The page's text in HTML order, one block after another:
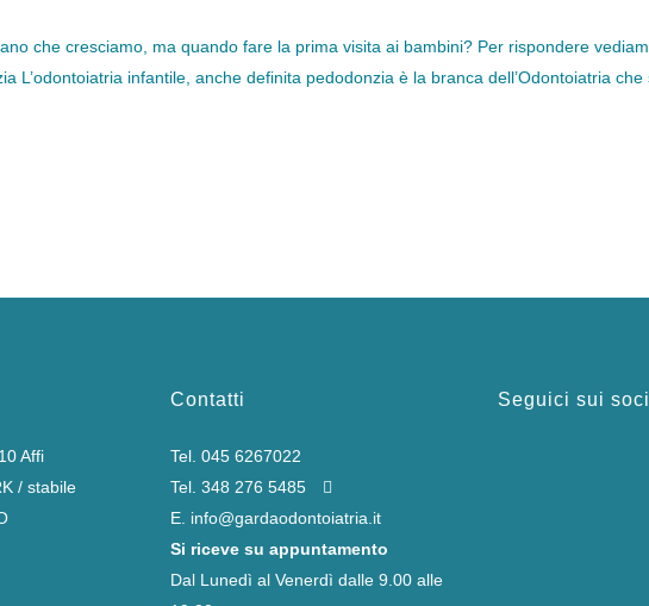
che cresciamo, ma quando fare la prima visita ai bambini? Per rispondere
infantile, anche definita pedodonzia è la branca dell’Odontoiatria che
Affi
/ stabile
Contatti
Tel. 045 6267022
Tel. 348 276 5485
E. info@gardaodontoiatria.it
Si riceve su appuntamento
Dal Lunedì al Venerdì dalle 9.00 alle
Seguici sui